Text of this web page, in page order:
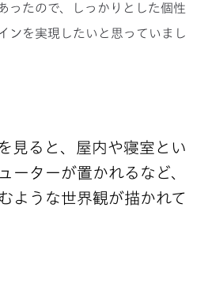
ったので、しっかりとした個性
ンを実現したいと思っていまし
ると、屋内や寝室とい
ーターが置かれるなど、
ような世界観が描かれて